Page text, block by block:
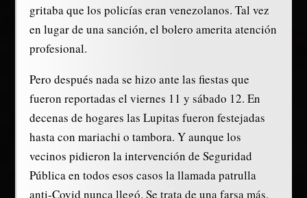
gritaba que los policías eran venezolanos. Tal vez
en lugar de una sanción, el bolero amerita atención
profesional.
Pero después nada se hizo ante las fiestas que
fueron reportadas el viernes 11 y sábado 12. En
decenas de hogares las Lupitas fueron festejadas
hasta con mariachi o tambora. Y aunque los
vecinos pidieron la intervención de Seguridad
Pública en todos esos casos la llamada patrulla
anti-Covid nunca llegó. Se trata de una farsa más.